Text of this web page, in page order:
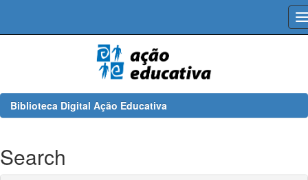
Biblioteca Digital Ação Educativa
Search